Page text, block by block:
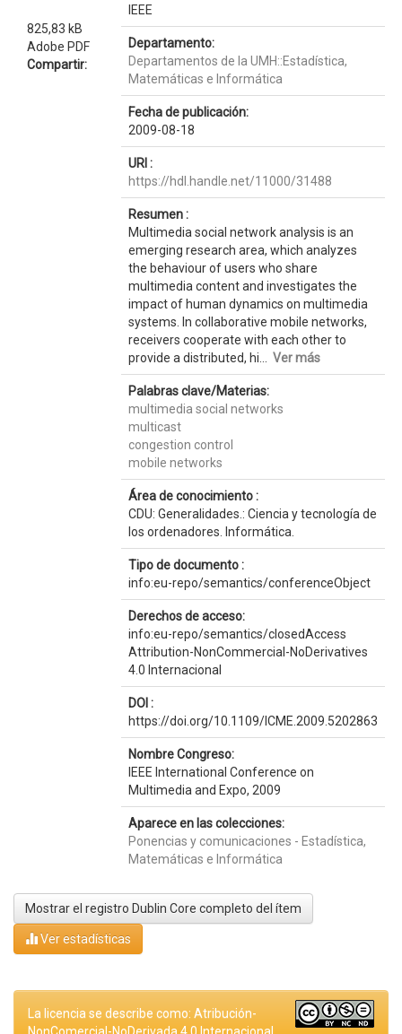
825,83 kB
Adobe PDF
Compartir:
IEEE
Departamento:
Departamentos de la UMH::Estadística,
Matemáticas e Informática
Fecha de publicación:
2009-08-18
URI :
https://hdl.handle.net/11000/31488
Resumen :
Multimedia social network analysis is an
emerging research area, which analyzes
the behaviour of users who share
multimedia content and investigates the
impact of human dynamics on multimedia
systems. In collaborative mobile networks,
receivers cooperate with each other to
provide a distributed, hi... Ver más
Palabras clave/Materias:
multimedia social networks
multicast
congestion control
mobile networks
Área de conocimiento :
CDU: Generalidades.: Ciencia y tecnología de
los ordenadores. Informática.
Tipo de documento :
info:eu-repo/semantics/conferenceObject
Derechos de acceso:
info:eu-repo/semantics/closedAccess
Attribution-NonCommercial-NoDerivatives
4.0 Internacional
DOI :
https://doi.org/10.1109/ICME.2009.5202863
Nombre Congreso:
IEEE International Conference on
Multimedia and Expo, 2009
Aparece en las colecciones:
Ponencias y comunicaciones - Estadística,
Matemáticas e Informática
Mostrar el registro Dublin Core completo del ítem
Ver estadísticas
La licencia se describe como: Atribución-